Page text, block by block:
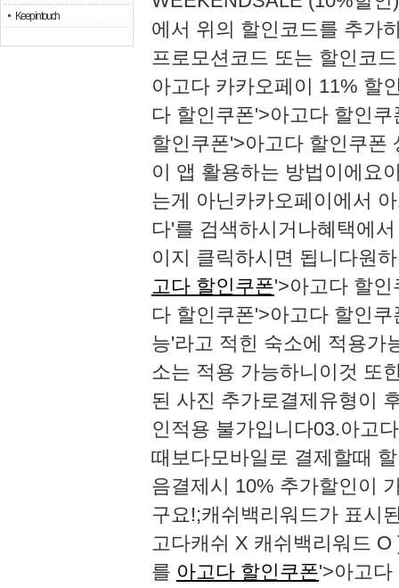
Keep in touch
에서 위의 할인코드를 추가
프로모션코드 또는 할인코
아고다 카카오페이 11% 할
다 할인쿠폰'>아고다 할인
할인쿠폰'>아고다 할인쿠폰
이 앱 활용하는 방법이에요
는게 아닌카카오페이에서
다'를 검색하시거나혜택에
이지 클릭하시면 됩니다​​​​​​원
고다 할인쿠폰'>아고다 할
다 할인쿠폰'>아고다 할인
능'라고 적힌 숙소에 적용가
소는 적용 가능하니이것 또
된 사진 ​​​추가로결제유형이
인적용 불가입니다​​​​​​​​03.아고
때보다모바일로 결제할때
음결제시 10% 추가할인이
구요!​​​​​​​​​;​​캐쉬백리워드가 표시
고다캐쉬 X 캐쉬백리워드
를 아고다 할인쿠폰'>아고다